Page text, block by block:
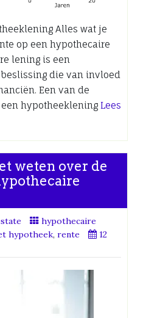
Alles wat je
op een hypothecaire
lening is een
die van invloed
Een van de
hypotheeklening Lees
weten over de
hypothecaire
hypotheek, rente
12